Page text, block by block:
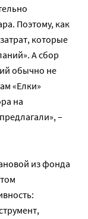
Поэтому, как
которые
А сбор
обычно не
«Елки»
на
–
из фонда